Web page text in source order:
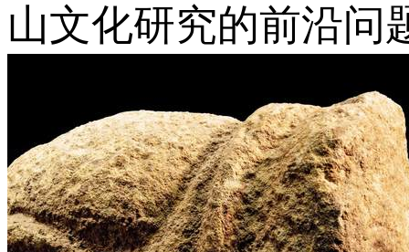
山文化研究的前沿问